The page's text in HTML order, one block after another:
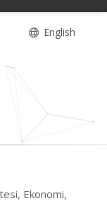
English
Ekonomi,